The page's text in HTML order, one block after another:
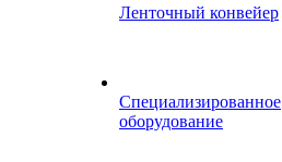
Ленточный конвейер
Специализированное
оборудование